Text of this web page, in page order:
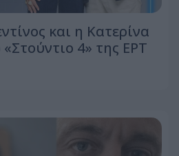
και η Κατερίνα
4» της ΕΡΤ